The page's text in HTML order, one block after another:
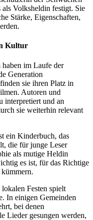
Volksheldin festigt. Sie
Stärke, Eigenschaften,
Kultur
im Laufe der
Generation
sie ihren Platz in
Autoren und
interpretiert und an
sie weiterhin relevant
ein Kinderbuch, das
die für junge Leser
als mutige Heldin
es ist, für das Richtige
Festen spielt
In einigen Gemeinden
bei denen
Lieder gesungen werden,